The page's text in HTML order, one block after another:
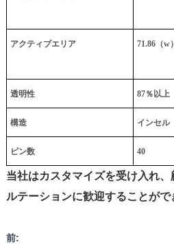
アクティブエリア 71.86（w
透明性 87％以上
構造 インセル
ピン数 40
当社はカスタマイズを受け入れ
ルテーションに歓迎することがで
前: